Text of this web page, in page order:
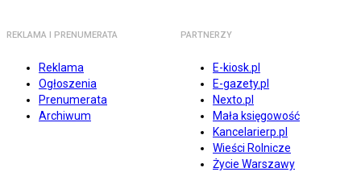
REKLAMA I PRENUMERATA
Reklama
Ogłoszenia
Prenumerata
Archiwum
PARTNERZY
E-kiosk.pl
E-gazety.pl
Nexto.pl
Mała księgowość
Kancelarierp.pl
Wieści Rolnicze
Życie Warszawy